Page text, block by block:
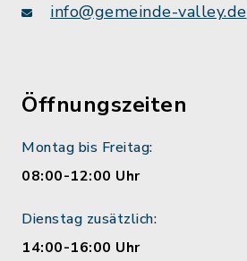
info@gemeinde-valley.de
Öffnungszeiten
Montag bis Freitag:
08:00-12:00 Uhr
Dienstag zusätzlich:
14:00-16:00 Uhr